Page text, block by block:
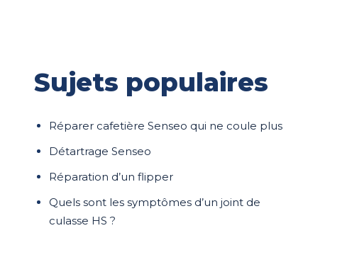
Sujets populaires
Réparer cafetière Senseo qui ne coule plus
Détartrage Senseo
Réparation d’un flipper
Quels sont les symptômes d’un joint de
culasse HS ?